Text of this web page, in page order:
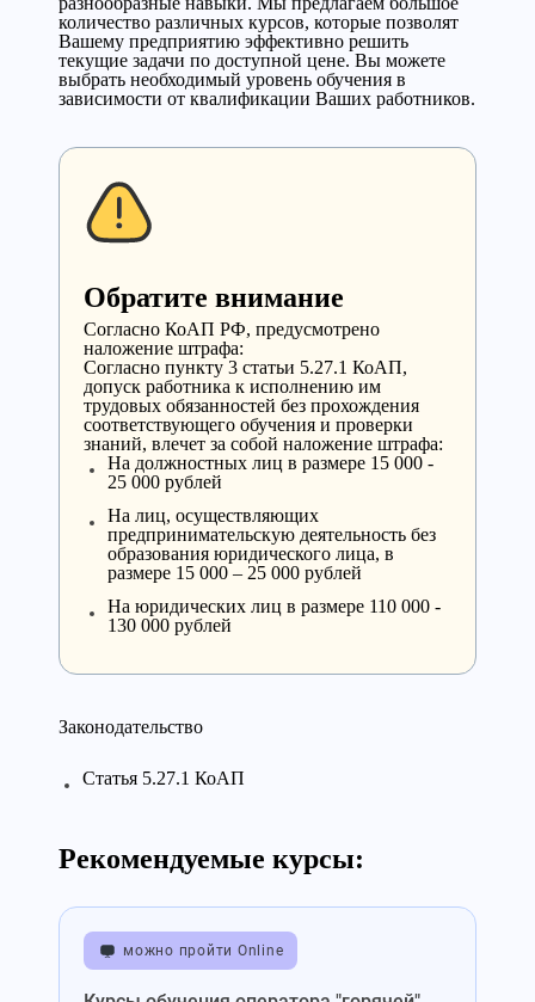
количество различных курсов, которые позволят
Вашему предприятию эффективно решить
текущие задачи по доступной цене. Вы можете
выбрать необходимый уровень обучения в
зависимости от квалификации Ваших работников.
Обратите внимание
Cогласно КоАП РФ, предусмотрено
наложение штрафа:
Согласно пункту 3 статьи 5.27.1 КоАП,
допуск работника к исполнению им
трудовых обязанностей без прохождения
соответствующего обучения и проверки
знаний, влечет за собой наложение штрафа:
На должностных лиц в размере 15 000 -
25 000 рублей
На лиц, осуществляющих
предпринимательскую деятельность без
образования юридического лица, в
размере 15 000 – 25 000 рублей
На юридических лиц в размере 110 000 -
130 000 рублей
Законодательство
Статья 5.27.1 КоАП
Рекомендуемые курсы:
можно пройти Online